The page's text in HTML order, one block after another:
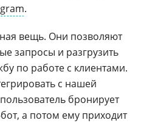
.
вещь. Они позволяют
запросы и разгрузить
по работе с клиентами.
с нашей
бронирует
а потом ему приходит